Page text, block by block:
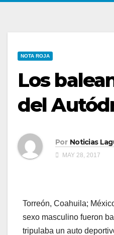
NOTA ROJA
Los
del
Por Noticias
MAY 28, 2017
Torreón, Coahuila;
sexo masculino fueron
tripulaba un auto